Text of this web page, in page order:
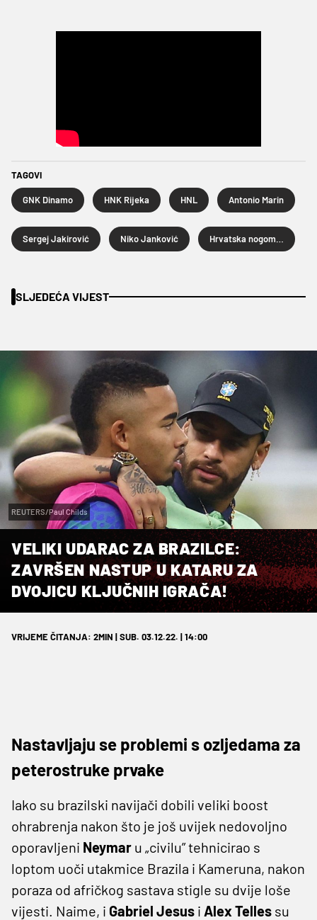
TAGOVI
GNK Dinamo HNK Rijeka HNL Antonio Marin
Sergej Jakirović Niko Janković
SLJEDEĆA VIJEST
REUTERS/Paul Childs
VELIKI UDARAC ZA BRAZILCE:
ZAVRŠEN NASTUP U KATARU ZA
DVOJICU KLJUČNIH IGRAČA!
VRIJEME ČITANJA: 2MIN | SUB. 03.12.22. | 14:00
Nastavljaju se problemi s ozljedama za
peterostruke prvake
Iako su brazilski navijači dobili veliki boost
ohrabrenja nakon što je još uvijek nedovoljno
oporavljeni Neymar u „civilu” tehnicirao s
loptom uoči utakmice Brazila i Kameruna, nakon
poraza od afričkog sastava stigle su dvije loše
vijesti. Naime, i Gabriel Jesus i Alex Telles su